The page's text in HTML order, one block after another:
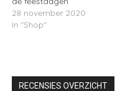
28 november 2020
In "Shop"
RECENSIES OVERZICHT